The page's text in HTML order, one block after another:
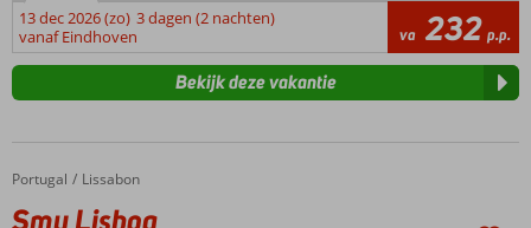
13 dec 2026 (zo) 3 dagen (2 nachten)
vanaf Eindhoven
va 232 p.p.
Bekijk deze vakantie
Home
Portugal Lissabon
Smy Lisboa
Smy Lisboa